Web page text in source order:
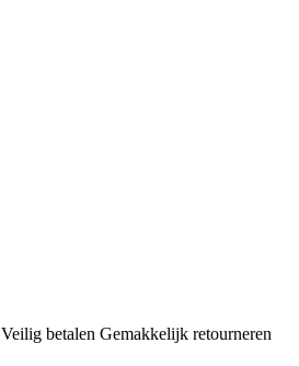
Veilig betalen Gemakkelijk retourneren